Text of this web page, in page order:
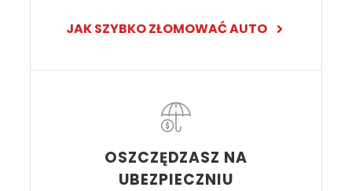
JAK SZYBKO ZŁOMOWAĆ AUTO
OSZCZĘDZASZ NA
UBEZPIECZNIU